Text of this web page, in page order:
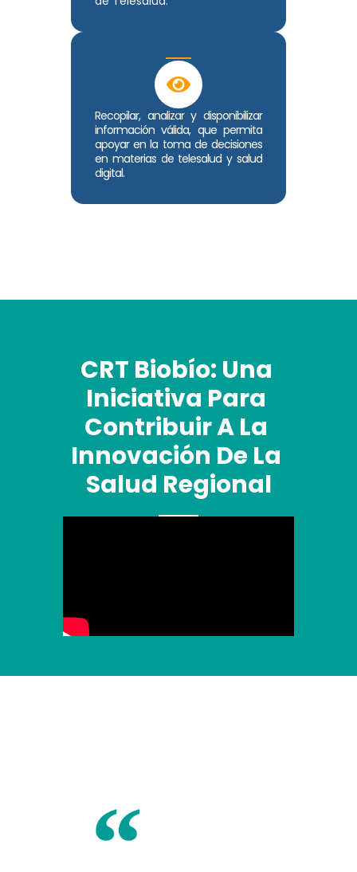
Recopilar, analizar y disponibilizar
información válida, que permita
apoyar en la toma de decisiones
en materias de telesalud y salud
digital.
CRT Biobío: Una
Iniciativa Para
Contribuir A La
Innovación De La
Salud Regional